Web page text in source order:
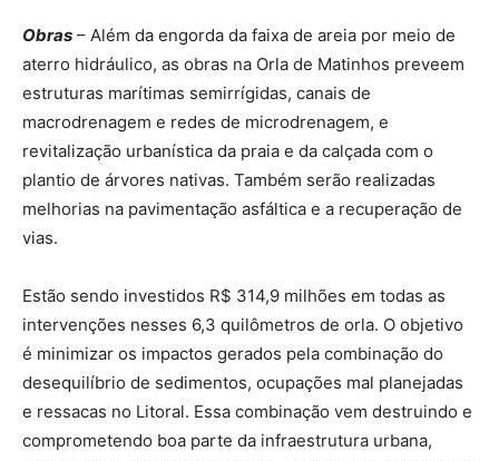
Obras – Além da engorda da faixa de areia por meio de
aterro hidráulico, as obras na Orla de Matinhos preveem
estruturas marítimas semirrígidas, canais de
macrodrenagem e redes de microdrenagem, e
revitalização urbanística da praia e da calçada com o
plantio de árvores nativas. Também serão realizadas
melhorias na pavimentação asfáltica e a recuperação de
vias.
Estão sendo investidos R$ 314,9 milhões em todas as
intervenções nesses 6,3 quilômetros de orla. O objetivo
é minimizar os impactos gerados pela combinação do
desequilíbrio de sedimentos, ocupações mal planejadas
e ressacas no Litoral. Essa combinação vem destruindo e
comprometendo boa parte da infraestrutura urbana,